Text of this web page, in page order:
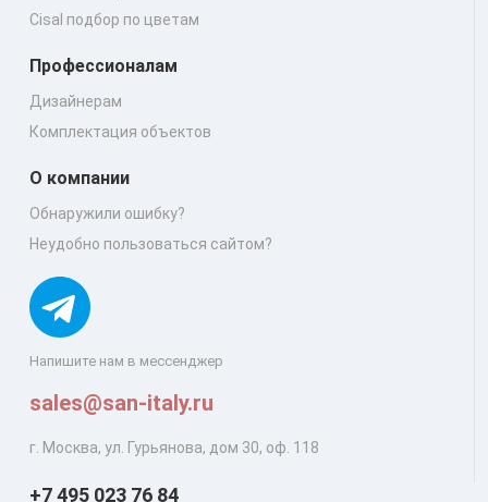
Напишите нам в мессенджер
sales@san-italy.ru
г. Москва, ул. Гурьянова, дом 30, оф. 118
Cisal подбор по цветам
Профессионалам
Дизайнерам
Комплектация объектов
О компании
Обнаружили ошибку?
Неудобно пользоваться сайтом?
+7 495 023 76 84